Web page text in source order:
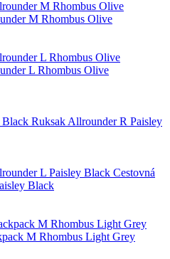
M Rhombus Olive
L Rhombus Olive
Ruksak Allrounder R Paisley
Cestovná
Black
M Rhombus Light Grey